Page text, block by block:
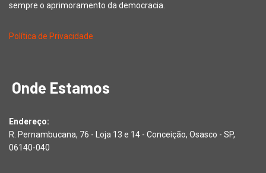
sempre o aprimoramento da democracia.
Política de Privacidade
Onde Estamos
Endereço:
R. Pernambucana, 76 - Loja 13 e 14 - Conceição, Osasco - SP,
06140-040